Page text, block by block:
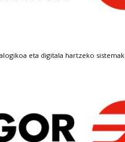
eta digitala hartzeko sistemak